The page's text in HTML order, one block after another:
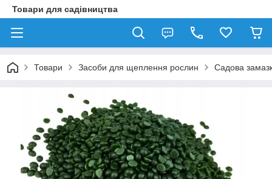
Товари для садівництва
Товари Засоби для щеплення рослин Садова